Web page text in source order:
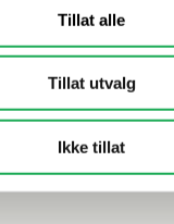
Tillat alle
Tillat utvalg
Ikke tillat